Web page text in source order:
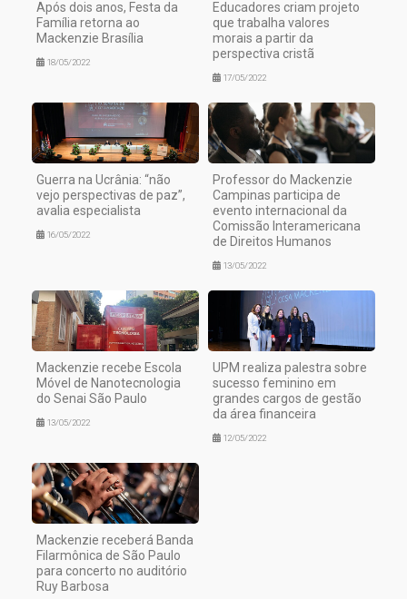
Após dois anos, Festa da
Família retorna ao
Mackenzie Brasília
18/05/2022
Educadores criam projeto
que trabalha valores
morais a partir da
perspectiva cristã
17/05/2022
Guerra na Ucrânia: “não
vejo perspectivas de paz”,
avalia especialista
16/05/2022
Professor do Mackenzie
Campinas participa de
evento internacional da
Comissão Interamericana
de Direitos Humanos
13/05/2022
Mackenzie recebe Escola
Móvel de Nanotecnologia
do Senai São Paulo
13/05/2022
UPM realiza palestra sobre
sucesso feminino em
grandes cargos de gestão
da área financeira
12/05/2022
Mackenzie receberá Banda
Filarmônica de São Paulo
para concerto no auditório
Ruy Barbosa